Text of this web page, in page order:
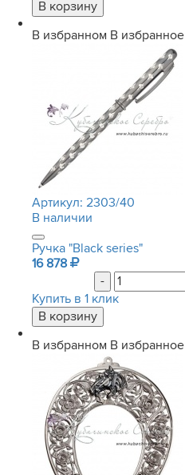
В избранном В избранное
Артикул: 2303/40
В наличии
Ручка "Black series"
16 878
-
Купить в 1 клик
В избранном В избранное